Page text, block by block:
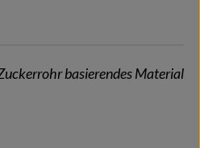
basierendes Material